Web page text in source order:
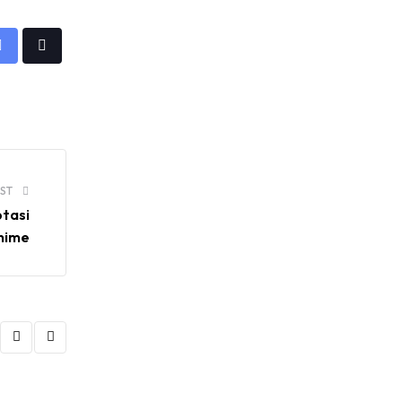
Share
Tiktok